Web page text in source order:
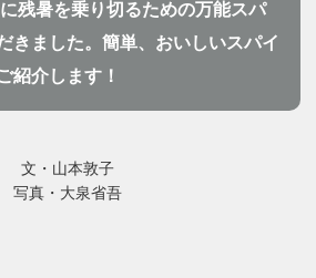
残暑を乗り切るための万能スパ
きました。簡単、おいしいスパイ
紹介します！
文・山本敦子
写真・大泉省吾